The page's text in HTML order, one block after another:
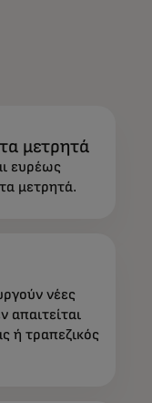
μετρητά
ευρέως
μετρητά.
νέες
απαιτείται
ή τραπεζικός